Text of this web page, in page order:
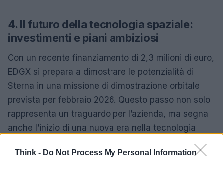
Think - Do Not Process My Personal Information
4. Il futuro della tecnologia spaziale:
investimenti e piani ambiziosi
Con un recente finanziamento di 2,3 milioni di euro,
EDGX si prepara a dimostrare le potenzialità di
Sterna in una missione di dimostrazione orbitale
prevista per febbraio 2026. Questo passo non solo
rappresenta un traguardo per l’azienda, ma segna
anche l’inizio di una nuova era nella tecnologia
continente in un settore strategico. E chi lo sa,